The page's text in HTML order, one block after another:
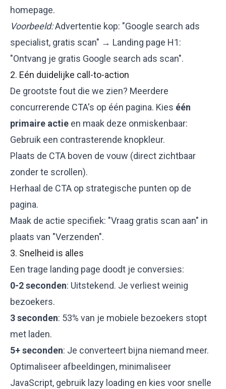
homepage.
Voorbeeld:Advertentie kop: "Google search ads
specialist, gratis scan" → Landing page H1:
"Ontvang je gratis Google search ads scan".
2. Eén duidelijke call-to-action
De grootste fout die we zien? Meerdere
concurrerende CTA's op één pagina. Kies één
primaire actie en maak deze onmiskenbaar:
Gebruik een contrasterende knopkleur.
Plaats de CTA boven de vouw (direct zichtbaar
zonder te scrollen).
Herhaal de CTA op strategische punten op de
pagina.
Maak de actie specifiek: "Vraag gratis scan aan" in
plaats van "Verzenden".
3. Snelheid is alles
Een trage landing page doodt je conversies:
0-2 seconden: Uitstekend. Je verliest weinig
bezoekers.
3 seconden: 53% van je mobiele bezoekers stopt
met laden.
5+ seconden: Je converteert bijna niemand meer.
Optimaliseer afbeeldingen, minimaliseer
JavaScript, gebruik lazy loading en kies voor snelle